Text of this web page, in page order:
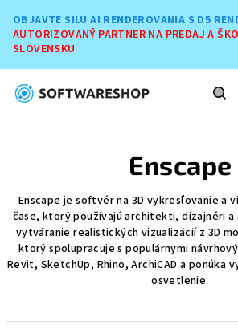
obsah
OBJAVTE SILU AI RENDEROVANIA S D5
AUTORIZOVANÝ PARTNER NA PREDAJ A
SLOVENSKU
Enscape
Enscape je softvér na 3D vykresľovanie a
čase, ktorý používajú architekti, dizajnéri
vytváranie realistických vizualizácií z 3D
ktorý spolupracuje s populárnymi
Revit, SketchUp, Rhino, ArchiCAD a ponúka
osvetlenie.